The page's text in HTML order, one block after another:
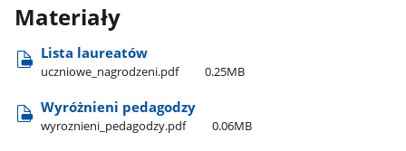
Materiały
Lista laureatów
uczniowe​_nagrodzeni.pdf 0.25MB
Wyróżnieni pedagodzy
wyroznieni​_pedagodzy.pdf 0.06MB